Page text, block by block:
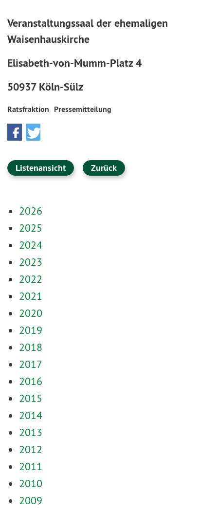
Veranstaltungssaal der ehemaligen
Waisenhauskirche
Elisabeth-von-Mumm-Platz 4
50937 Köln-Sülz
Ratsfraktion Pressemitteilung
Listenansicht Zurück
2026
2025
2024
2023
2022
2021
2020
2019
2018
2017
2016
2015
2014
2013
2012
2011
2010
2009